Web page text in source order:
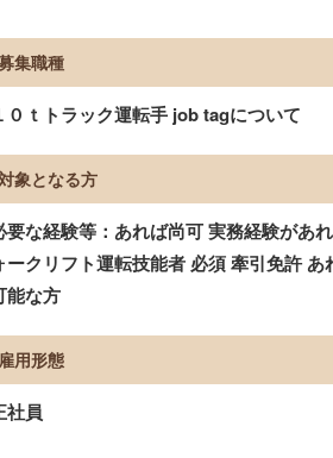
集職種
０ｔトラック運転手 job tagについて
象となる方
要な経験等：あれば尚可 実務経験があ
ークリフト運転技能者 必須 牽引免許
能な方
雇用形態
社員